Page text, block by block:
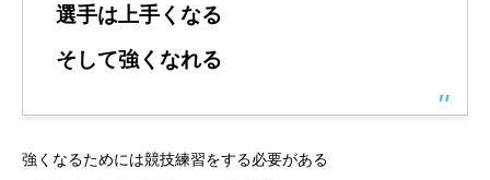
選手は上手くなる
そして強くなれる
強くなるためには競技練習をする必要がある